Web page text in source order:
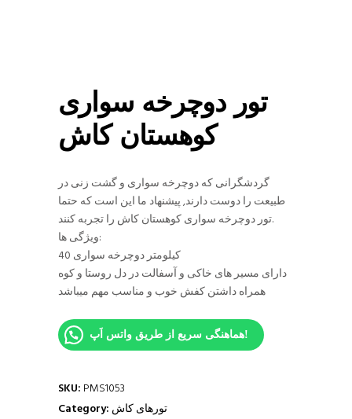
تور دوچرخه سواری
کوهستان کاش
گردشگرانی که دوچرخه سواری و گشت زنی در
طبیعت را دوست دارند, پیشنهاد ما این است که حتما
تور دوچرخه سواری کوهستان کاش را تجربه کنند.
ویژگی ها:
40 کیلومتر دوچرخه سواری
دارای مسیر های خاکی و آسفالت در دل روستا و کوه
همراه داشتن کفش خوب و مناسب مهم میباشد
هماهنگی سریع از طریق واتس اَپ!
SKU: PMS1053
Category: تورهای کاش